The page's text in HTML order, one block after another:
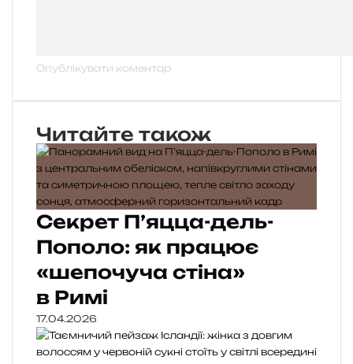
Читайте також
Секрет П’яцца-дель-
Пополо: як працює
«шепочуча стіна»
в Римі
17.04.2026